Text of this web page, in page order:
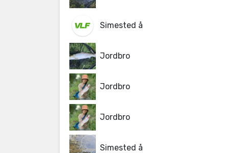
Simested å
Jordbro
Jordbro
Jordbro
Simested å